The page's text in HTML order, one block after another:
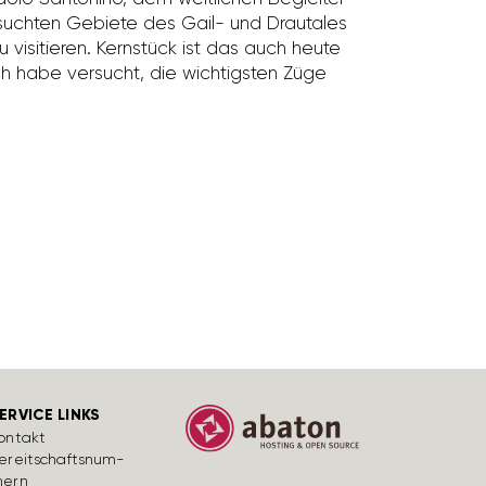
Gebiete des Gail- und Drau­tales
visi­tieren. Kern­stück ist das auch heute
habe versucht, die wich­tigsten Züge
LINKS